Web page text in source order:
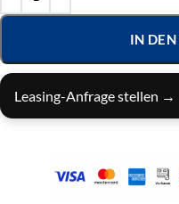
IN
Leasing-Anfrage stellen →